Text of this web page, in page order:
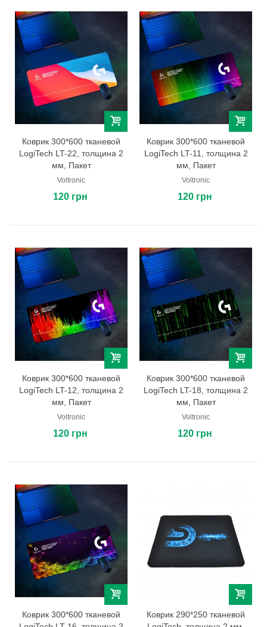
Коврик 300*600 тканевой
LogiTech LT-22, толщина 2
мм, Пакет
Voltronic
120 грн
Коврик 300*600 тканевой
LogiTech LT-11, толщина 2
мм, Пакет
Voltronic
120 грн
Коврик 300*600 тканевой
LogiTech LT-12, толщина 2
мм, Пакет
Voltronic
120 грн
Коврик 300*600 тканевой
LogiTech LT-18, толщина 2
мм, Пакет
Voltronic
120 грн
Коврик 300*600 тканевой
Коврик 290*250 тканевой